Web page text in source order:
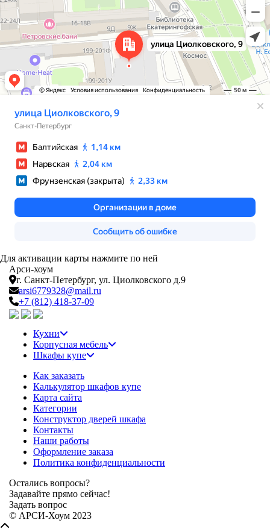
Для активации карты нажмите по ней
Арси-хоум
г. Санкт-Петербург, ул. Циолковского д.9
arsi6779328@mail.ru
+7 (812) 418-37-09
Кухни
Корпусная мебель
Шкафы купе
Как заказать
Калькулятор шкафов купе
Карта сайта
Категории
Конструктор дверей шкафа
Контакты
Наши работы
Оформление заказа
Политика конфиденциальности
Остались вопросы?
Задавайте прямо сейчас!
Задать вопрос
© АРСИ-Хоум 2023